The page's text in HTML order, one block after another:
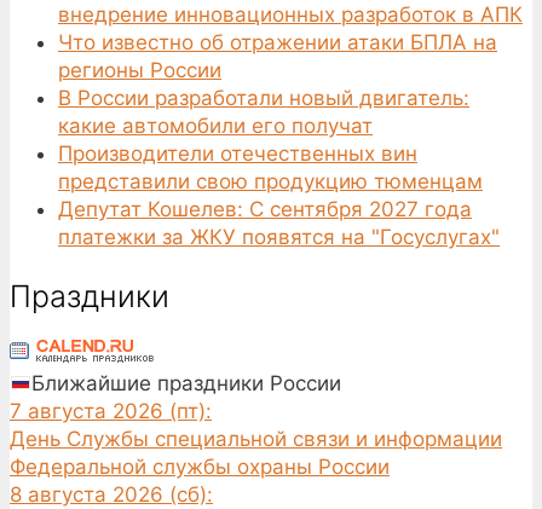
внедрение инновационных разработок в АПК
Что известно об отражении атаки БПЛА на
регионы России
В России разработали новый двигатель:
какие автомобили его получат
Производители отечественных вин
представили свою продукцию тюменцам
Депутат Кошелев: С сентября 2027 года
платежки за ЖКУ появятся на "Госуслугах"
Праздники
Ближайшие праздники России
7 августа 2026 (пт):
День Службы специальной связи и информации
Федеральной службы охраны России
8 августа 2026 (сб):